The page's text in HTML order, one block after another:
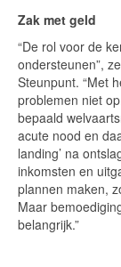
Zak met geld
“De rol voor de
ondersteunen”,
Steunpunt. “Met
problemen niet
bepaald
acute nood en
landing’ na
inkomsten en
plannen maken,
Maar
belangrijk.”